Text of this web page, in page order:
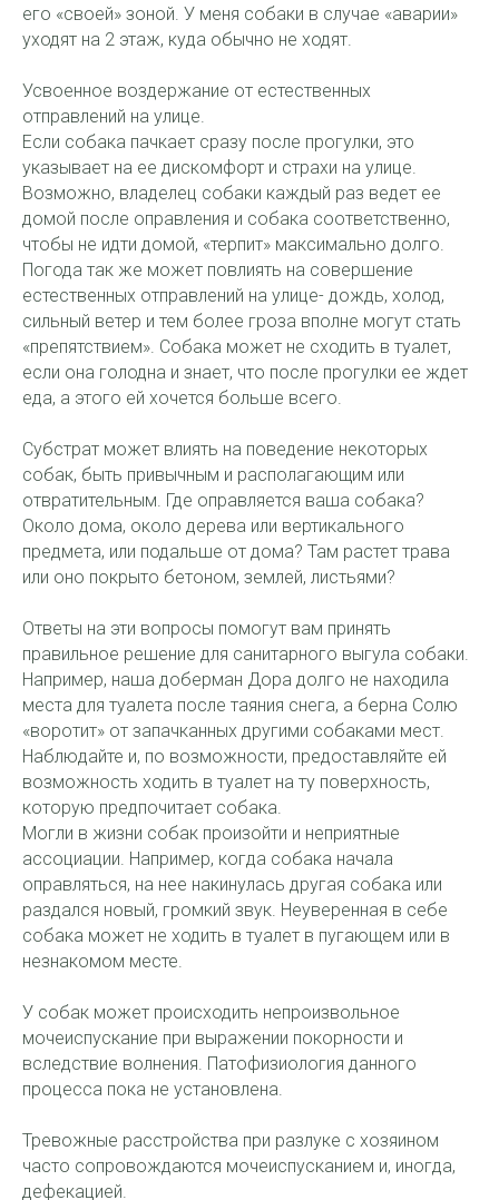
его «своей» зоной. У меня собаки в случае «аварии»
уходят на 2 этаж, куда обычно не ходят.
Усвоенное воздержание от естественных
отправлений на улице.
Если собака пачкает сразу после прогулки, это
указывает на ее дискомфорт и страхи на улице.
Возможно, владелец собаки каждый раз ведет ее
домой после оправления и собака соответственно,
чтобы не идти домой, «терпит» максимально долго.
Погода так же может повлиять на совершение
естественных отправлений на улице- дождь, холод,
сильный ветер и тем более гроза вполне могут стать
«препятствием». Собака может не сходить в туалет,
если она голодна и знает, что после прогулки ее ждет
еда, а этого ей хочется больше всего.
Субстрат может влиять на поведение некоторых
собак, быть привычным и располагающим или
отвратительным. Где оправляется ваша собака?
Около дома, около дерева или вертикального
предмета, или подальше от дома? Там растет трава
или оно покрыто бетоном, землей, листьями?
Ответы на эти вопросы помогут вам принять
правильное решение для санитарного выгула собаки.
Например, наша доберман Дора долго не находила
места для туалета после таяния снега, а берна Солю
«воротит» от запачканных другими собаками мест.
Наблюдайте и, по возможности, предоставляйте ей
возможность ходить в туалет на ту поверхность,
которую предпочитает собака.
Могли в жизни собак произойти и неприятные
ассоциации. Например, когда собака начала
оправляться, на нее накинулась другая собака или
раздался новый, громкий звук. Неуверенная в себе
собака может не ходить в туалет в пугающем или в
незнакомом месте.
У собак может происходить непроизвольное
мочеиспускание при выражении покорности и
вследствие волнения. Патофизиология данного
процесса пока не установлена.
Тревожные расстройства при разлуке с хозяином
часто сопровождаются мочеиспусканием и, иногда,
дефекацией.